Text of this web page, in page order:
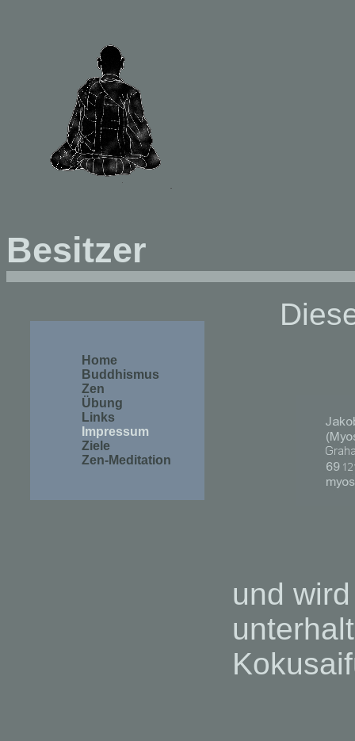
Besitzer
Home
Buddhismus
Zen
Übung
Links
Impressum
Ziele
Zen-Meditation
und